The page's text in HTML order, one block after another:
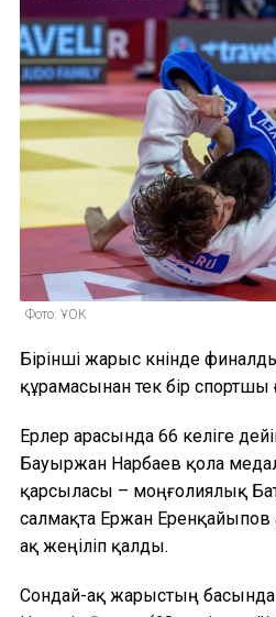
Фото: ҰОК
Бірінші жарыс күнінде
құрамасынан тек бір спортшы
Ерлер арасында 66 келіге
Бауыржан Нарбаев қола
қарсыласы – моңғолиялық
салмақта Ержан
ақ жеңіліп қалды.
Сондай-ақ жарыстың